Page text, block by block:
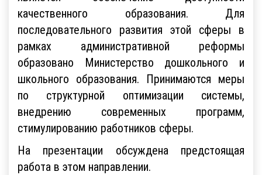
качественного образования. Для
последовательного развития этой сферы в
рамках административной реформы
образовано Министерство дошкольного и
школьного образования. Принимаются меры
по структурной оптимизации системы,
внедрению современных программ,
стимулированию работников сферы.
На презентации обсуждена предстоящая
работа в этом направлении.